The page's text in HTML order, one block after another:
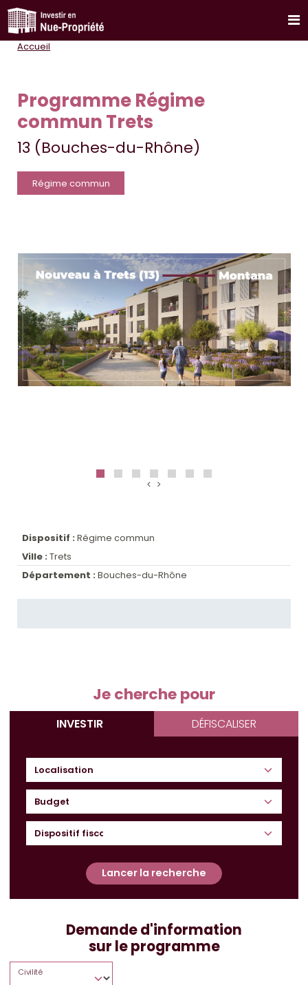
Accueil
Programme Régime
commun Trets
13 (Bouches-du-Rhône)
Régime commun
Dispositif : Régime commun
Ville : Trets
Département : Bouches-du-Rhône
Je cherche pour
INVESTIR DÉFISCALISER
Budget
Lancer la recherche
Demande d'information
sur le programme
Civilité